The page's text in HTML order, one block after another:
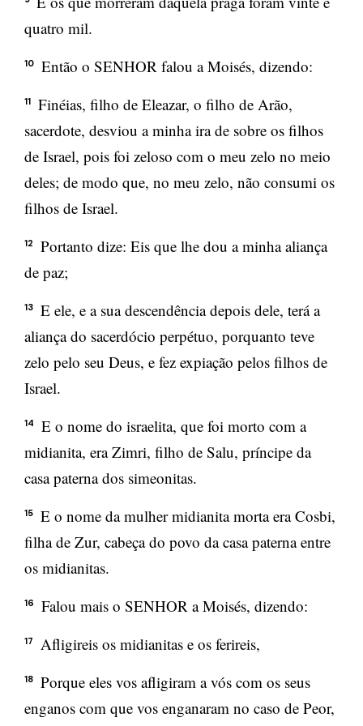
quatro mil.
10 Então o SENHOR falou a Moisés, dizendo:
11
Finéias, filho de Eleazar, o filho de Arão,
sacerdote, desviou a minha ira de sobre os filhos
de Israel, pois foi zeloso com o meu zelo no meio
deles; de modo que, no meu zelo, não consumi os
filhos de Israel.
12
Portanto dize: Eis que lhe dou a minha aliança
de paz;
13
E ele, e a sua descendência depois dele, terá a
aliança do sacerdócio perpétuo, porquanto teve
zelo pelo seu Deus, e fez expiação pelos filhos de
Israel.
14
E o nome do israelita, que foi morto com a
midianita, era Zimri, filho de Salu, príncipe da
casa paterna dos simeonitas.
15
E o nome da mulher midianita morta era Cosbi,
filha de Zur, cabeça do povo da casa paterna entre
os midianitas.
16 Falou mais o SENHOR a Moisés, dizendo:
17 Afligireis os midianitas e os ferireis,
18
Porque eles vos afligiram a vós com os seus
enganos com que vos enganaram no caso de Peor,